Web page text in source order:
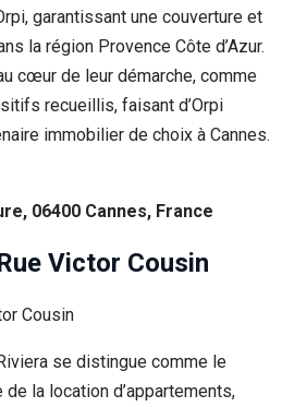
garantissant une couverture et
la région Provence Côte d’Azur.
cœur de leur démarche, comme
recueillis, faisant d’Orpi
immobilier de choix à Cannes.
06400 Cannes, France
Victor Cousin
se distingue comme le
la location d’appartements,